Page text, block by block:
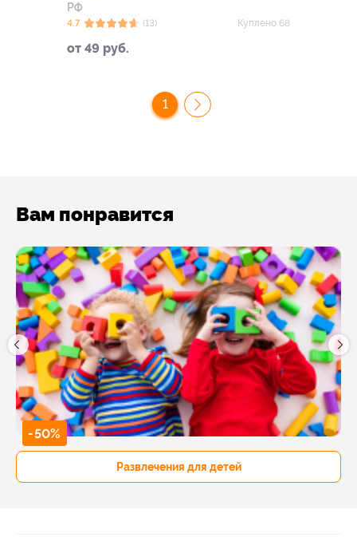
РФ
от 49 руб.
4.7 (13) Куплено 68
1
Вам понравится
-50%
Развлечения для детей